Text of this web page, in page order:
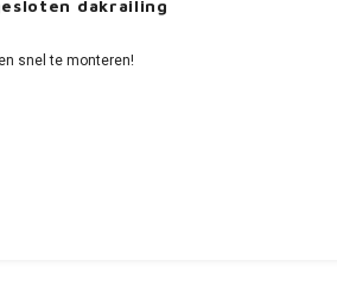
dakrailing
snel te monteren!